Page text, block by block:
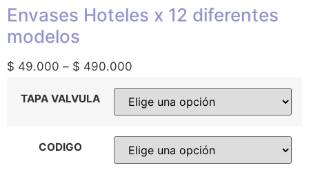
Envases Hoteles x 12 diferentes
modelos
$ 49.000 – $ 490.000
TAPA VALVULA
CODIGO